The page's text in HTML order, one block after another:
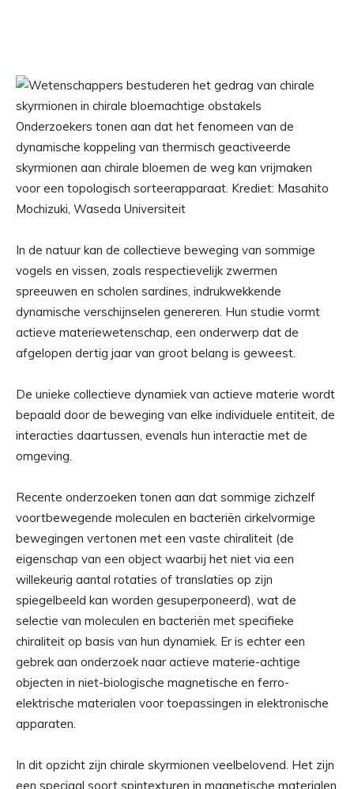
Onderzoekers tonen aan dat het fenomeen van de
dynamische koppeling van thermisch geactiveerde
skyrmionen aan chirale bloemen de weg kan vrijmaken
voor een topologisch sorteerapparaat. Krediet: Masahito
Mochizuki, Waseda Universiteit
In de natuur kan de collectieve beweging van sommige
vogels en vissen, zoals respectievelijk zwermen
spreeuwen en scholen sardines, indrukwekkende
dynamische verschijnselen genereren. Hun studie vormt
actieve materiewetenschap, een onderwerp dat de
afgelopen dertig jaar van groot belang is geweest.
De unieke collectieve dynamiek van actieve materie wordt
bepaald door de beweging van elke individuele entiteit, de
interacties daartussen, evenals hun interactie met de
omgeving.
Recente onderzoeken tonen aan dat sommige zichzelf
voortbewegende moleculen en bacteriën cirkelvormige
bewegingen vertonen met een vaste chiraliteit (de
eigenschap van een object waarbij het niet via een
willekeurig aantal rotaties of translaties op zijn
spiegelbeeld kan worden gesuperponeerd), wat de
selectie van moleculen en bacteriën met specifieke
chiraliteit op basis van hun dynamiek. Er is echter een
gebrek aan onderzoek naar actieve materie-achtige
objecten in niet-biologische magnetische en ferro-
elektrische materialen voor toepassingen in elektronische
apparaten.
In dit opzicht zijn chirale skyrmionen veelbelovend. Het zijn
een speciaal soort spintexturen in magnetische materialen